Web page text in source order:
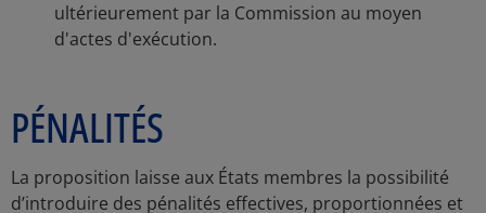
ultérieurement par la Commission au moyen
d'actes d'exécution.
PÉNALITÉS
La proposition laisse aux États membres la possibilité
d’introduire des pénalités effectives, proportionnées et